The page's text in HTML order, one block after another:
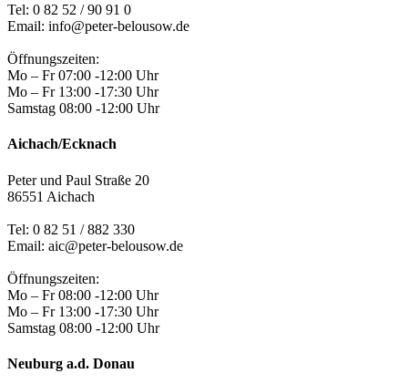
Tel: 0 82 52 / 90 91 0
Email: info@peter-belousow.de
Öffnungszeiten:
Mo – Fr 07:00 -12:00 Uhr
Mo – Fr 13:00 -17:30 Uhr
Samstag 08:00 -12:00 Uhr
Aichach/Ecknach
Peter und Paul Straße 20
86551 Aichach
Tel: 0 82 51 / 882 330
Email: aic@peter-belousow.de
Öffnungszeiten:
Mo – Fr 08:00 -12:00 Uhr
Mo – Fr 13:00 -17:30 Uhr
Samstag 08:00 -12:00 Uhr
Neuburg a.d. Donau